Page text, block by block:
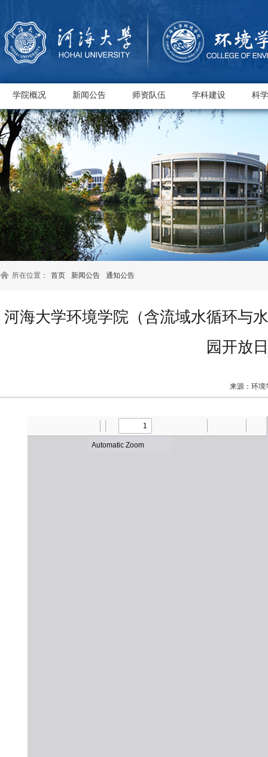
学院概况 新闻公告 师资队伍 学科建设 科
所在位置： 首页 新闻公告 通知公告
河海大学环境学院（含流域水循环与
园开放
来源：环境